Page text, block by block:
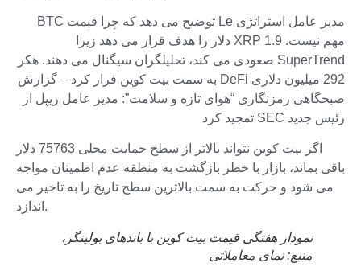
مدیر عامل استراتژی Le توضیح می دهد که چرا قیمت BTC
مهم نیست. XRP 1.9 دلار را هدف قرار می دهد زیرا
SuperTrend صعودی می کند، تحلیلگران سیگنال می دهند. هکر
292 میلیون دلاری DeFi به سمت بیت کوین فرار کرد – گزارش
صبحگاهی رمزنگاری “هوای تازه و سلامت”: مدیر عامل ریپل از
رئیس جدید SEC تمجید کرد
اگر بیت کوین نتواند بالاتر از سطح حمایت محلی 75763 دلار
باقی بماند، بازار با خطر بازگشت به منطقه عدم اطمینان مواجه
می شود و حرکت به سمت بالاترین سطح تاریخ را به تاخیر می
اندازد.
نمودار هفتگی قیمت بیت کوین با باندهای بولینگر،
منبع:نمای معاملاتی